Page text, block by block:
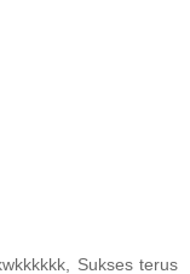
Sukses terus